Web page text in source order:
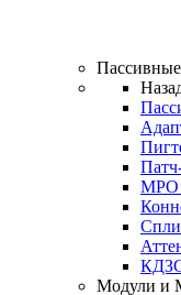
Модули и